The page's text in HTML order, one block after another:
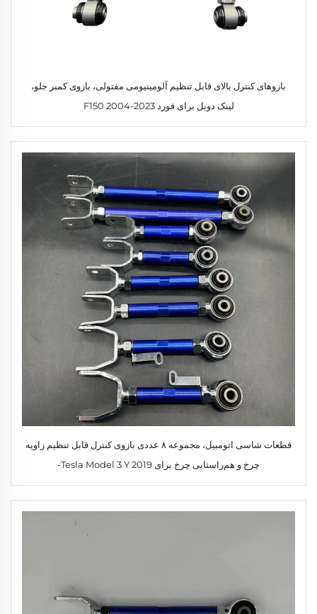
بازوهای کنترل بالای قابل تنظیم آلومینیومی مفتولی، بازوی کمبر جلو،
لینک دوبل برای فورد F150 2004-2023
قطعات شاسی اتومبیل، مجموعه ۸ عددی بازوی کنترل قابل تنظیم زاویه
چرخ و هم‌راستایی چرخ برای Tesla Model 3 Y 2019-